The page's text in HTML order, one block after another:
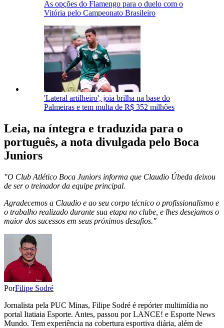
As opções do Flamengo para o duelo com o
Vitória pelo Campeonato Brasileiro
'Lateral artilheiro', joia brilha na base do
Palmeiras e tem multa de R$ 352 milhões
Leia, na íntegra e traduzida para o
português, a nota divulgada pelo Boca
Juniors
"O Club Atlético Boca Juniors informa que Claudio Úbeda deixou
de ser o treinador da equipe principal.
Agradecemos a Claudio e ao seu corpo técnico o profissionalismo e
o trabalho realizado durante sua etapa no clube, e lhes desejamos o
maior dos sucessos em seus próximos desafios."
PorFilipe Sodré
Jornalista pela PUC Minas, Filipe Sodré é repórter multimídia no
portal Itatiaia Esporte. Antes, passou por LANCE! e Esporte News
Mundo. Tem experiência na cobertura esportiva diária, além de